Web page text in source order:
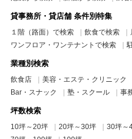
貸事務所・貸店舗 条件別特集
１階（路面）で検索 飲食で検索
ワンフロア・ワンテナントで検索
業種別検索
飲食店 美容・エステ・クリニック
Bar・スナック
塾・スクール 事
坪数検索
10坪～20坪 20坪～30坪 30坪～